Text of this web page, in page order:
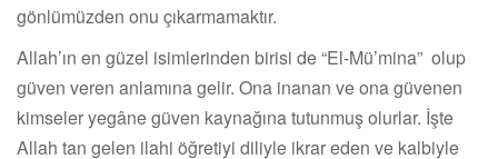
gönlümüzden onu çıkarmamaktır.
Allah’ın en güzel isimlerinden birisi de “El-Mü’mina” olup
güven veren anlamına gelir. Ona inanan ve ona güvenen
kimseler yegâne güven kaynağına tutunmuş olurlar. İşte
Allah tan gelen ilahi öğretiyi diliyle ikrar eden ve kalbiyle